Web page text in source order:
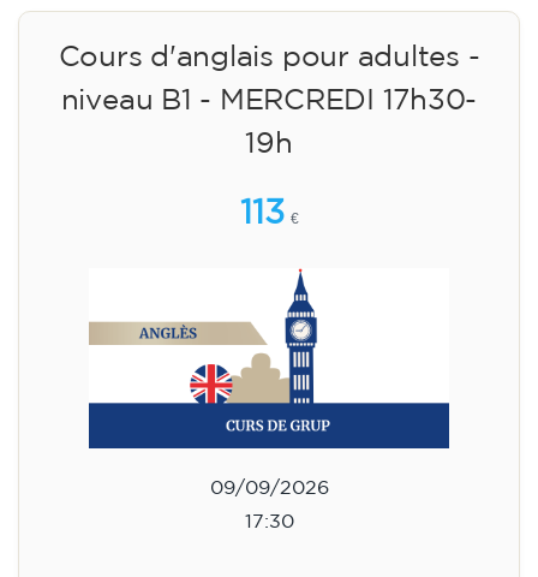
Cours d'anglais pour adultes -
niveau B1 - MERCREDI 17h30-
19h
113 €
09/09/2026
17:30